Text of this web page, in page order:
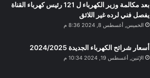
بعد مكالمة وزير الكهرباء ل 121 رئيس كهرباء القناة
يفصل فني لرده غير اللائق
الخميس, أغسطس 8, 2024 8:36 م
أسعار شرائح الكهرباء الجديدة 2024/2025
الإثنين, أغسطس 19, 2024 10:34 م